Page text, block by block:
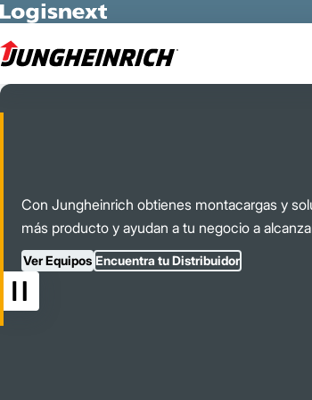
Skip to Main Content
Con Jungheinrich obtienes montacargas y
más producto y ayudan a tu negocio a
Ver Equipos Encuentra tu Distribuidor